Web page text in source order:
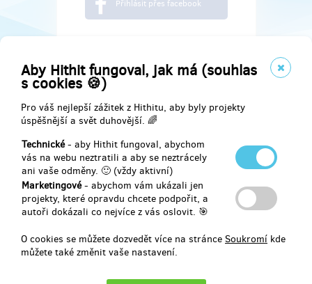
Aby Hithit fungoval, jak má (souhlas
s cookies 🍪)
Pro váš nejlepší zážitek z Hithitu, aby byly projekty
úspěšnější a svět duhovější. 🌈
Technické- aby Hithit fungoval, abychom
vás na webu neztratili a aby se neztrácely
ani vaše odměny. 🙂 (vždy aktivní)
Marketingové- abychom vám ukázali jen
projekty, které opravdu chcete podpořit, a
autoři dokázali co nejvíce z vás oslovit. 🎯
O cookies se můžete dozvedět více na stránce Soukromí kde
můžete také změnit vaše nastavení.
Přihlásit přes facebook
Najdete nás na